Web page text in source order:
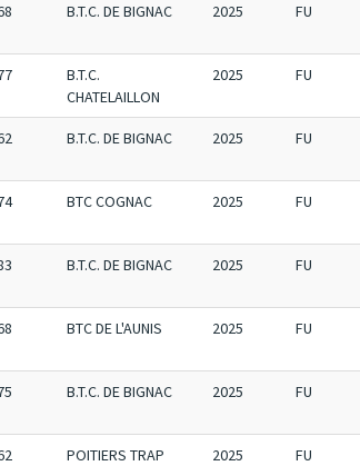
B.T.C. DE BIGNAC 2025 FU
B.T.C.
CHATELAILLON
2025 FU
B.T.C. DE BIGNAC 2025 FU
BTC COGNAC 2025 FU
B.T.C. DE BIGNAC 2025 FU
BTC DE L'AUNIS 2025 FU
B.T.C. DE BIGNAC 2025 FU
POITIERS TRAP 2025 FU